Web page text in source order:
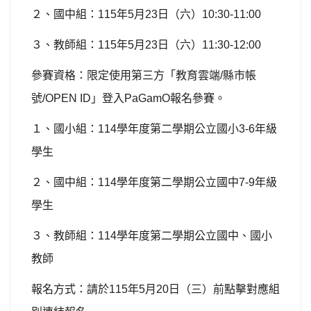
２、國中組： 115年5月 23 日（六） 10:30-11:00
３、教師組： 115年5月 23 日（六） 11:30-12:00
參賽資格：限定使用第三方「教育雲端/縣市帳
號/OPEN ID 」登入 PaGamO報名參賽。
１、國小組： 114學年度第二學期公立國小3-6年級
學生
２、國中組： 114學年度第二學期公立國中7-9年級
學生
３、教師組： 114學年度第二學期公立國中、國小
教師
報名方式：請於115年5月 20 日（三）前點擊對應組